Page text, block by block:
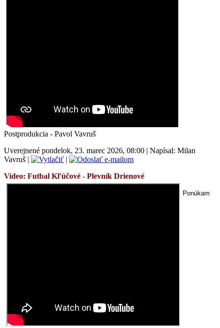
Postprodukcia - Pavol Vavruš
Uverejnené pondelok, 23. marec 2026, 08:00 | Napísal: Milan
Vavruš |
|
Video: Futbal Kľúčové - Plevník Drienové
Ponúkam